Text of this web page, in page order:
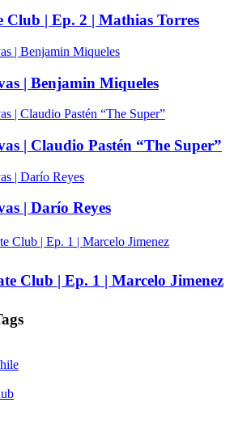
Club | Ep. 2 | Mathias Torres
| Benjamin Miqueles
| Claudio Pastén “The Super”
| Darío Reyes
Club | Ep. 1 | Marcelo Jimenez